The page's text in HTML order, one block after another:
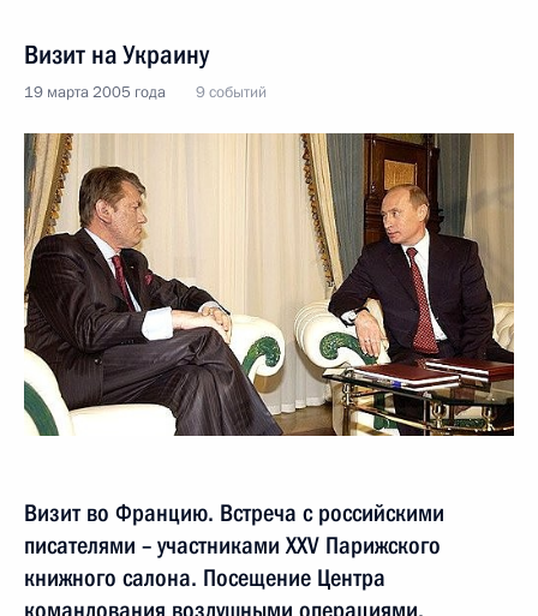
Визит на Украину
19 марта 2005 года 9 событий
Визит во Францию. Встреча с российскими
писателями – участниками XXV Парижского
книжного салона. Посещение Центра
командования воздушными операциями.